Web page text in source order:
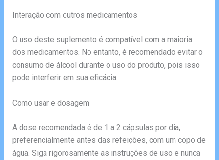
Interação com outros medicamentos
O uso deste suplemento é compatível com a maioria
dos medicamentos. No entanto, é recomendado evitar o
consumo de álcool durante o uso do produto, pois isso
pode interferir em sua eficácia.
Como usar e dosagem
A dose recomendada é de 1 a 2 cápsulas por dia,
preferencialmente antes das refeições, com um copo de
água. Siga rigorosamente as instruções de uso e nunca